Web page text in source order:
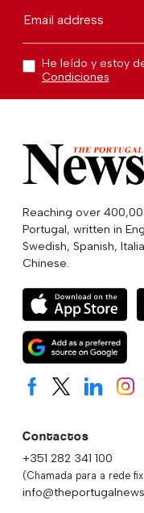
Email address
He leído y estoy
Condiciones
Reaching over
Portugal, written in
Swedish, Spanish,
Chinese.
Contactos
+351 282 341 100
(Chamada para a rede